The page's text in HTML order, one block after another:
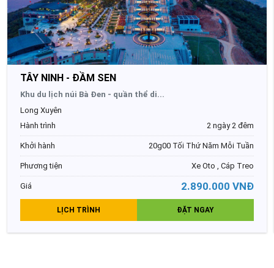
TÂY NINH - ĐẦM SEN
Khu du lịch núi Bà Đen - quần thể di...
Long Xuyên
Hành trình
2 ngày 2 đêm
Khởi hành 20g00 Tối Thứ Năm Mỗi Tuần
Phương tiện Xe Oto , Cáp Treo
Giá 2.890.000 VNĐ
LỊCH TRÌNH ĐẶT NGAY